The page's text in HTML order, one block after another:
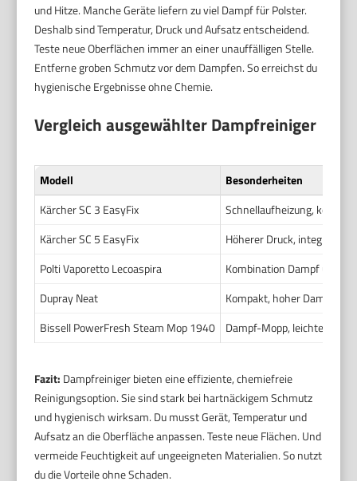
und Hitze. Manche Geräte liefern zu viel Dampf für Polster.
Deshalb sind Temperatur, Druck und Aufsatz entscheidend.
Teste neue Oberflächen immer an einer unauffälligen Stelle.
Entferne groben Schmutz vor dem Dampfen. So erreichst du
hygienische Ergebnisse ohne Chemie.
Vergleich ausgewählter Dampfreiniger
Modell
Besonderheiten
Kärcher SC 3 EasyFix
Schnellaufheizung,
Kärcher SC 5 EasyFix
Höherer Druck, integrierter
Polti Vaporetto Lecoaspira
Kombination Dampf und
Dupray Neat
Kompakt, hoher
Bissell PowerFresh Steam Mop 1940
Dampf-Mopp, leichtes
Fazit: Dampfreiniger bieten eine effiziente, chemiefreie
Reinigungsoption. Sie sind stark bei hartnäckigem Schmutz
und hygienisch wirksam. Du musst Gerät, Temperatur und
Aufsatz an die Oberfläche anpassen. Teste neue Flächen. Und
vermeide Feuchtigkeit auf ungeeigneten Materialien. So nutzt
du die Vorteile ohne Schaden.